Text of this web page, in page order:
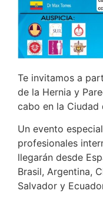
Te invitamos a
de la Hernia y
cabo en la Ciudad
Un evento
profesionales
llegarán desde
Brasil, Argentina,
Salvador y